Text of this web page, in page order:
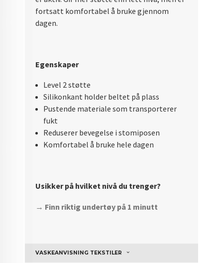
fortsatt komfortabel å bruke gjennom
dagen.
Egenskaper
Level 2 støtte
Silikonkant holder beltet på plass
Pustende materiale som transporterer
fukt
Reduserer bevegelse i stomiposen
Komfortabel å bruke hele dagen
Usikker på hvilket nivå du trenger?
→ Finn riktig undertøy på 1 minutt
VASKEANVISNING TEKSTILER